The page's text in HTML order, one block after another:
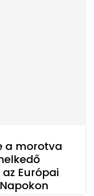
a morotva
Európai